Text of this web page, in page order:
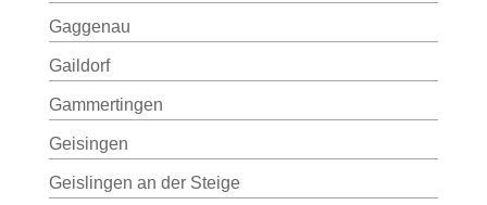
Gaggenau
Gaildorf
Gammertingen
Geisingen
Geislingen an der Steige